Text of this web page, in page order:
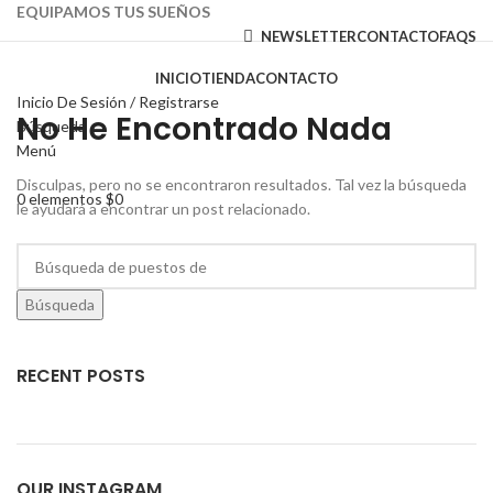
EQUIPAMOS TUS SUEÑOS
NEWSLETTERCONTACTOFAQS
INICIOTIENDACONTACTO
Inicio De Sesión / Registrarse
Búsqueda
Menú
0elementos $0
No He Encontrado Nada
Disculpas, pero no se encontraron resultados. Tal vez la búsqueda
le ayudará a encontrar un post relacionado.
Búsqueda
RECENT POSTS